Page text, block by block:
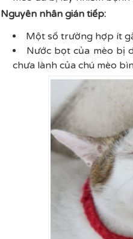
Nguyên nhân gián tiếp:
Một số trường hợp ít
Nước bọt của mèo bị
chưa lành của chú mèo